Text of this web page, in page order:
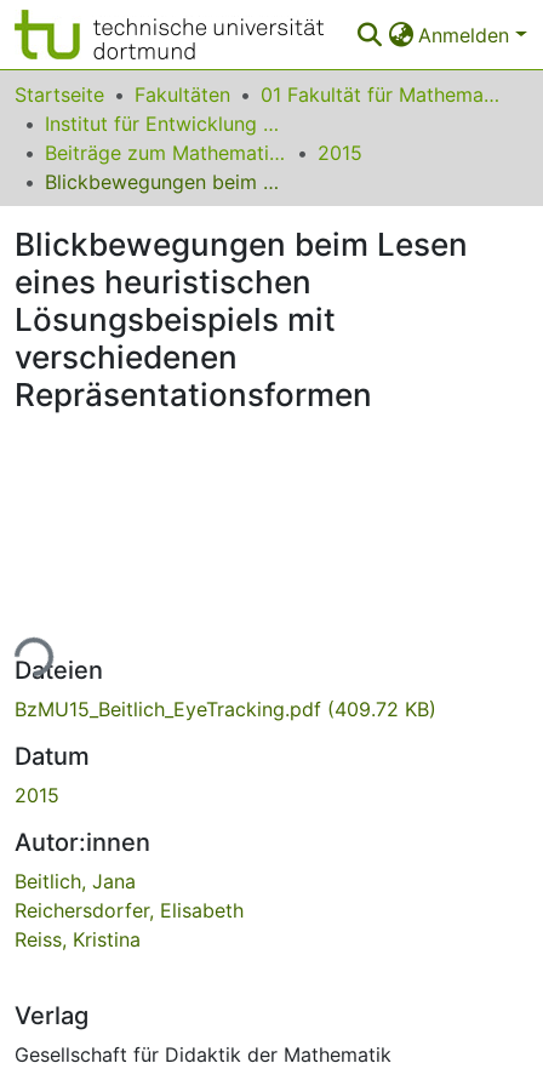
Anmelden
Bereiche & Sammlungen
Das gesamte Repositorium
Statistiken
FAQ
Leitlinien
Zurück zur Startseite
Startseite Fakultäten
01 Fakultät für Mathematik
Institut für Entwicklung und Erforschung des Mathematikunterrichts
Beiträge zum Mathematikunterricht
2015
Blickbewegungen beim Lesen eines heuristischen Lösungsbeispiels mit verschiedenen Repräsentationsformen
Blickbewegungen beim Lesen
eines heuristischen
Lösungsbeispiels mit
verschiedenen
Repräsentationsformen
Dateien
BzMU15_Beitlich_EyeTracking.pdf (409.72 KB)
Datum
2015
Autor:innen
Beitlich, Jana
Reichersdorfer, Elisabeth
Reiss, Kristina
Verlag
Gesellschaft für Didaktik der Mathematik